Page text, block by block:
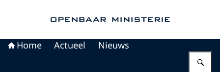
Home Actueel Nieuws